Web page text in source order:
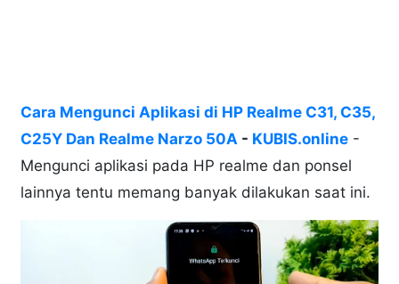
Cara Mengunci Aplikasi di HP Realme C31, C35,
C25Y Dan Realme Narzo 50A - KUBIS.online -
Mengunci aplikasi pada HP realme dan ponsel
lainnya tentu memang banyak dilakukan saat ini.